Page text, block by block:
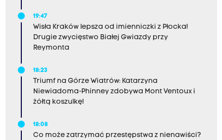
19:47
Wisła Kraków lepsza od imienniczki z Płocka!
Drugie zwycięstwo Białej Gwiazdy przy
Reymonta
18:23
Triumf na Górze Wiatrów: Katarzyna
Niewiadoma-Phinney zdobywa Mont Ventoux i
żółtą koszulkę!
18:08
Co może zatrzymać przestępstwa z nienawiści?